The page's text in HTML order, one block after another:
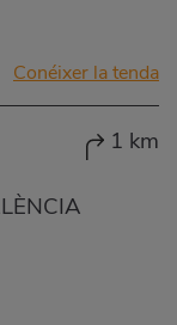
Conéixer la tenda
1 km